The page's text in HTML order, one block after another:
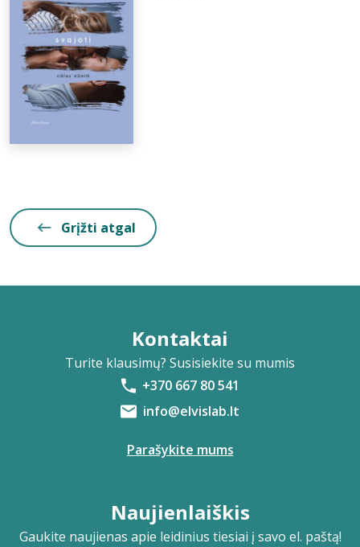
Grįžti atgal
Kontaktai
Turite klausimų? Susisiekite su mumis
+370 667 80 541
info@elvislab.lt
Parašykite mums
Naujienlaiškis
Gaukite naujienas apie leidinius tiesiai į savo el. paštą!